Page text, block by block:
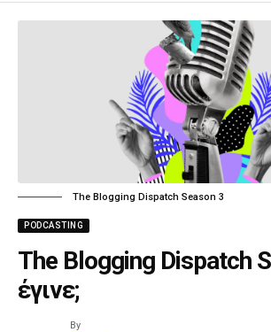
The Blogging Dispatch Season 3
PODCASTING
The Blogging Dispatch
έγινε;
By